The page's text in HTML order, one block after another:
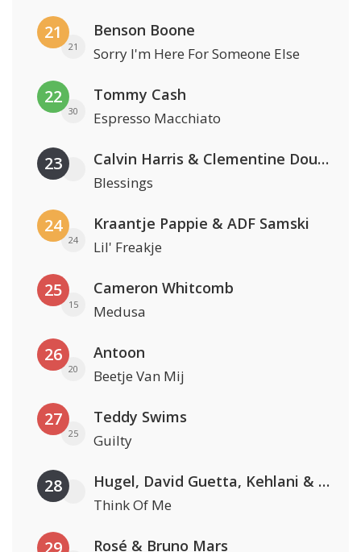
21
21
Benson Boone
Sorry I'm Here For Someone Else
22
30
Tommy Cash
Espresso Macchiato
23 Calvin Harris & Clementine Douglas
Blessings
24
24
Kraantje Pappie & ADF Samski
Lil' Freakje
25
15
Cameron Whitcomb
Medusa
26
20
Antoon
Beetje Van Mij
27
25
Teddy Swims
Guilty
28 Hugel, David Guetta, Kehlani & Daecolm
Think Of Me
Rosé & Bruno Mars